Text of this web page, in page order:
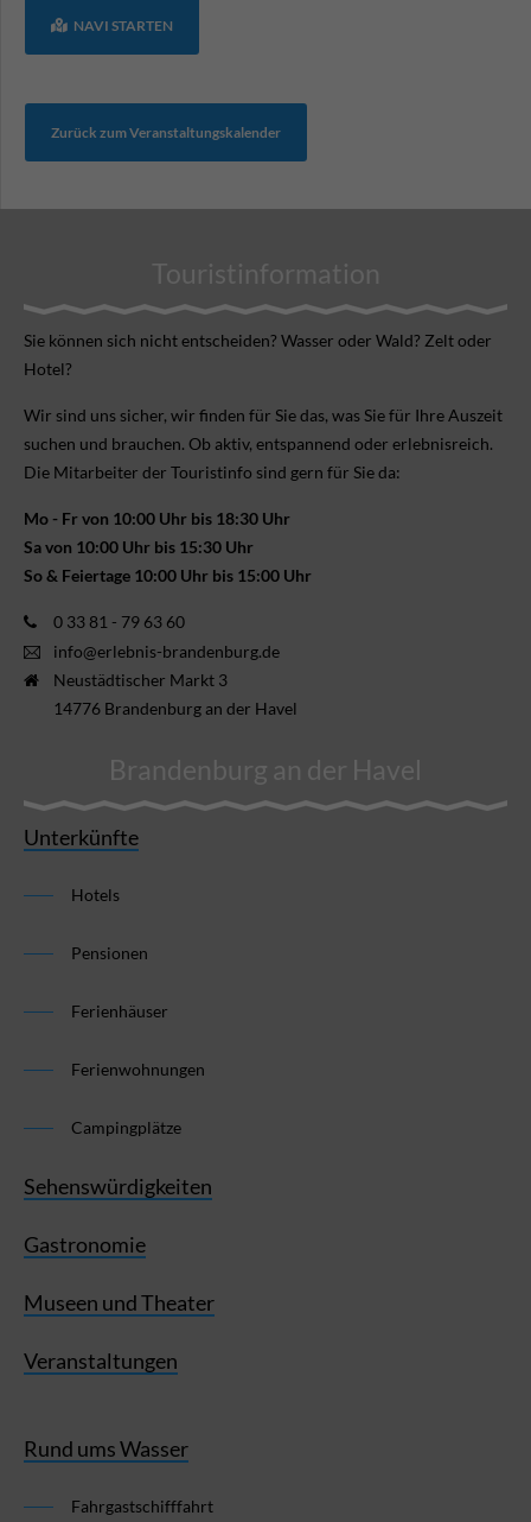
NAVI STARTEN
Zurück zum Veranstaltungskalender
Touristinformation
Sie können sich nicht ent­scheiden? Wasser oder Wald? Zelt oder
Hotel?
Wir sind uns sicher, wir finden für Sie das, was Sie für Ihre Aus­zeit
suchen und brauchen. Ob aktiv, ent­spannend oder erlebnis­reich.
Die Mitarbeiter der Touristinfo sind gern für Sie da:
Mo - Fr von 10:00 Uhr bis 18:30 Uhr
Sa von 10:00 Uhr bis 15:30 Uhr
So & Feiertage 10:00 Uhr bis 15:00 Uhr
0 33 81 - 79 63 60
info@erlebnis-brandenburg.de
Neustädtischer Markt 3
14776 Brandenburg an der Havel
Brandenburg an der Havel
Unterkünfte
Hotels
Pensionen
Ferienhäuser
Ferienwohnungen
Campingplätze
Sehenswürdigkeiten
Gastronomie
Museen und Theater
Veranstaltungen
Rund ums Wasser
Fahrgastschifffahrt